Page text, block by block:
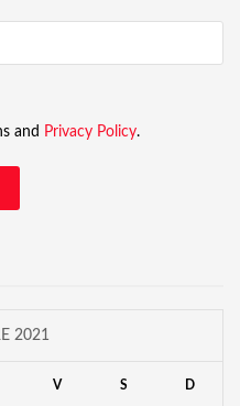
and Privacy Policy.
2021
V S D